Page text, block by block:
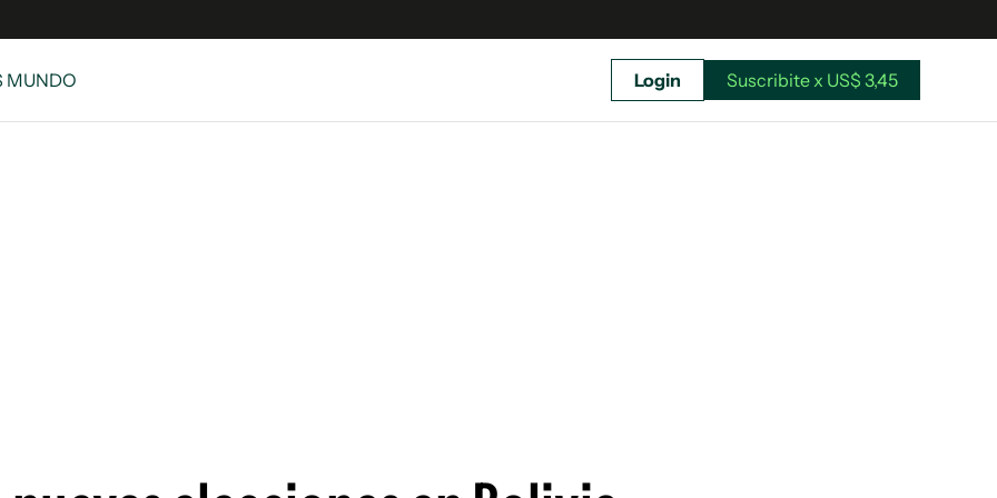
MUNDO Login Suscribite x US$ 3,45